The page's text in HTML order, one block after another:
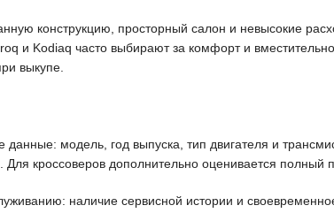
конструкцию, просторный салон и невысокие
и Kodiaq часто выбирают за комфорт и
выкупе.
модель, год выпуска, тип двигателя и
Для кроссоверов дополнительно оценивается
наличие сервисной истории и